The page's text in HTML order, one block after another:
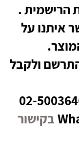
הרישמית .
איתנו על
ולקבל
להשיג אותנו בטלפון 02-5003646
בקישור